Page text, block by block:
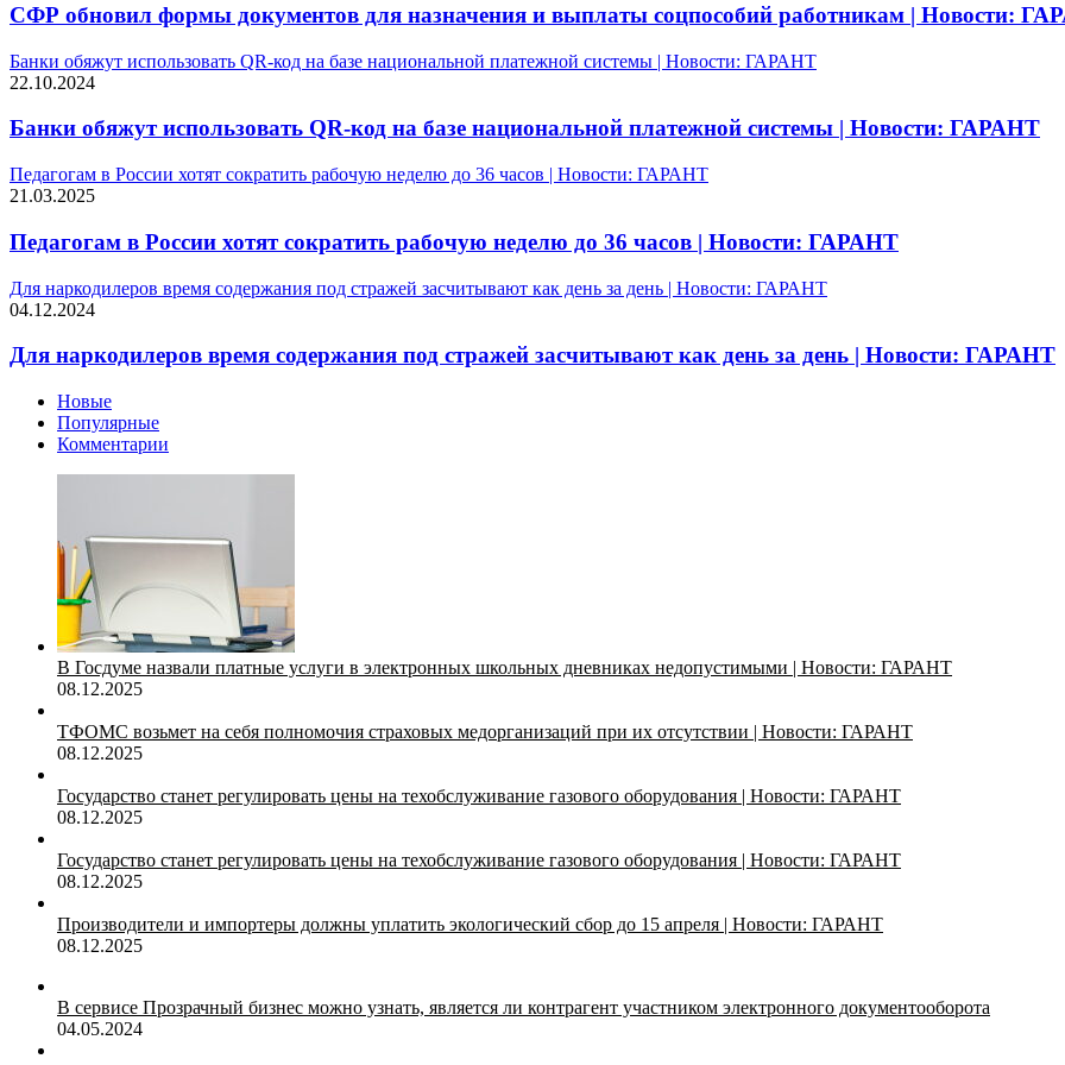
СФР обновил формы документов для назначения и выплаты соцпособий работникам | Новости:
Банки обяжут использовать QR-код на базе национальной платежной системы | Новости: ГАРАНТ
22.10.2024
Банки обяжут использовать QR-код на базе национальной платежной системы | Новости: ГАРАНТ
Педагогам в России хотят сократить рабочую неделю до 36 часов | Новости: ГАРАНТ
21.03.2025
Педагогам в России хотят сократить рабочую неделю до 36 часов | Новости: ГАРАНТ
Для наркодилеров время содержания под стражей засчитывают как день за день | Новости: ГАРАНТ
04.12.2024
Для наркодилеров время содержания под стражей засчитывают как день за день | Новости: ГАРАНТ
Новые
Популярные
Комментарии
В Госдуме назвали платные услуги в электронных школьных дневниках недопустимыми | Новости: ГАРАНТ
08.12.2025
ТФОМС возьмет на себя полномочия страховых медорганизаций при их отсутствии | Новости: ГАРАНТ
08.12.2025
Государство станет регулировать цены на техобслуживание газового оборудования | Новости: ГАРАНТ
08.12.2025
Государство станет регулировать цены на техобслуживание газового оборудования | Новости: ГАРАНТ
08.12.2025
Производители и импортеры должны уплатить экологический сбор до 15 апреля | Новости: ГАРАНТ
08.12.2025
В сервисе Прозрачный бизнес можно узнать, является ли контрагент участником электронного документооборота
04.05.2024